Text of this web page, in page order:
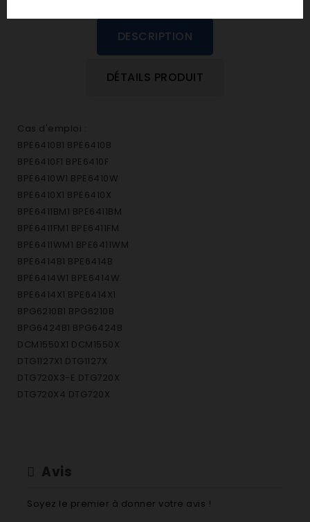
DESCRIPTION
DÉTAILS PRODUIT
Cas d'emploi :
BPE6410B1 BPE6410B
BPE6410F1 BPE6410F
BPE6410W1 BPE6410W
BPE6410X1 BPE6410X
BPE6411BM1 BPE6411BM
BPE6411FM1 BPE6411FM
BPE6411WM1 BPE6411WM
BPE6414B1 BPE6414B
BPE6414W1 BPE6414W
BPE6414X1 BPE6414X1
BPG6210B1 BPG6210B
BPG6424B1 BPG6424B
DCM1550X1 DCM1550X
DTG1127X1 DTG1127X
DTG720X3-E DTG720X
DTG720X4 DTG720X
G7200WN5 G7200WN
G7200XN5 G7200XN
Avis
Soyez le premier à donner votre avis !